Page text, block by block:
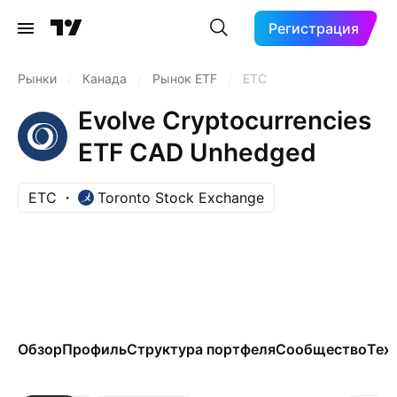
Регистрация
Рынки Канада Рынок ETF ETC
Evolve Cryptocurrencies
ETF CAD Unhedged
ETC Toronto Stock Exchange
ОбзорПрофильСтруктура портфеляСообщество